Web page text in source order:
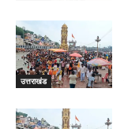
उत्तराखंड